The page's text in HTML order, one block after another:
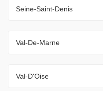
Seine-Saint-Denis
Val-De-Marne
Val-D'Oise